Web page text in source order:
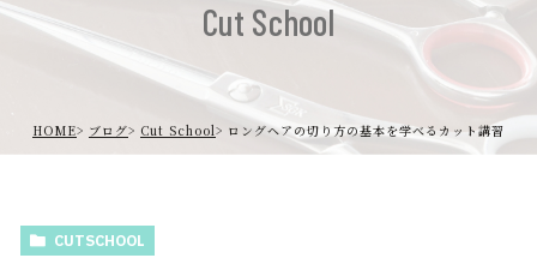
Cut School
HOME ブログ Cut School ロングヘアの切り方の基本を学べるカット講習
CUTSCHOOL